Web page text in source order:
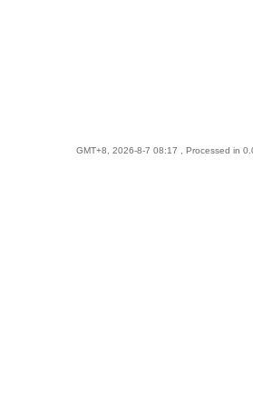
GMT+8, 2026-8-7 08:17 , Processed in